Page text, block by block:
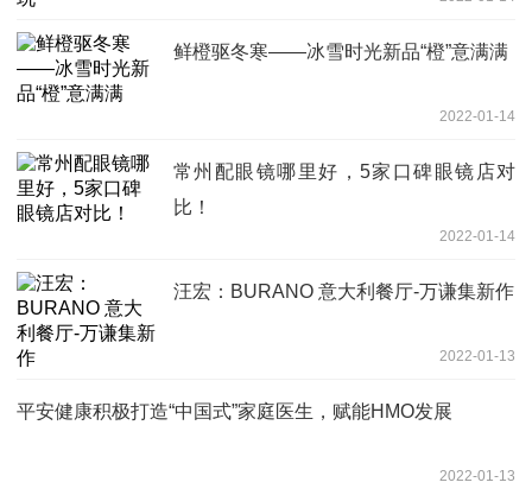
鲜橙驱冬寒——冰雪时光新品“橙”意满满
2022-01-14
常州配眼镜哪里好，5家口碑眼镜店对
比！
2022-01-14
汪宏：BURANO 意大利餐厅-万谦集新作
2022-01-13
平安健康积极打造“中国式”家庭医生，赋能HMO发展
2022-01-13